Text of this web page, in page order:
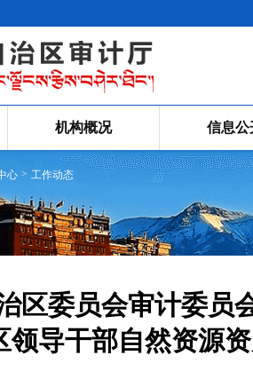
机构概况 信息公
心 > 工作动态
区委员会审计委员
领导干部自然资源